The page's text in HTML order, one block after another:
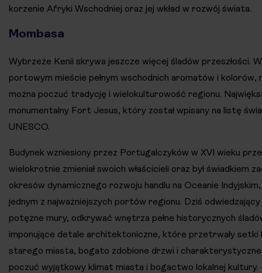
korzenie Afryki Wschodniej oraz jej wkład w rozwój świata.
Mombasa
Wybrzeże Kenii skrywa jeszcze więcej śladów przeszłości.
portowym mieście pełnym wschodnich aromatów i kolorów,
można poczuć tradycję i wielokulturowość regionu.
monumentalny Fort Jesus, który został wpisany na listę
UNESCO.
Budynek wzniesiony przez Portugalczyków w XVI wieku
wielokrotnie zmieniał swoich właścicieli oraz był świadkiem
okresów dynamicznego rozwoju handlu na Oceanie
jednym z najważniejszych portów regionu. Dziś
potężne mury, odkrywać wnętrza pełne historycznych
imponujące detale architektoniczne, które przetrwały setki
starego miasta, bogato zdobione drzwi i charakterystyczne
poczuć wyjątkowy klimat miasta i bogactwo lokalnej kultury.